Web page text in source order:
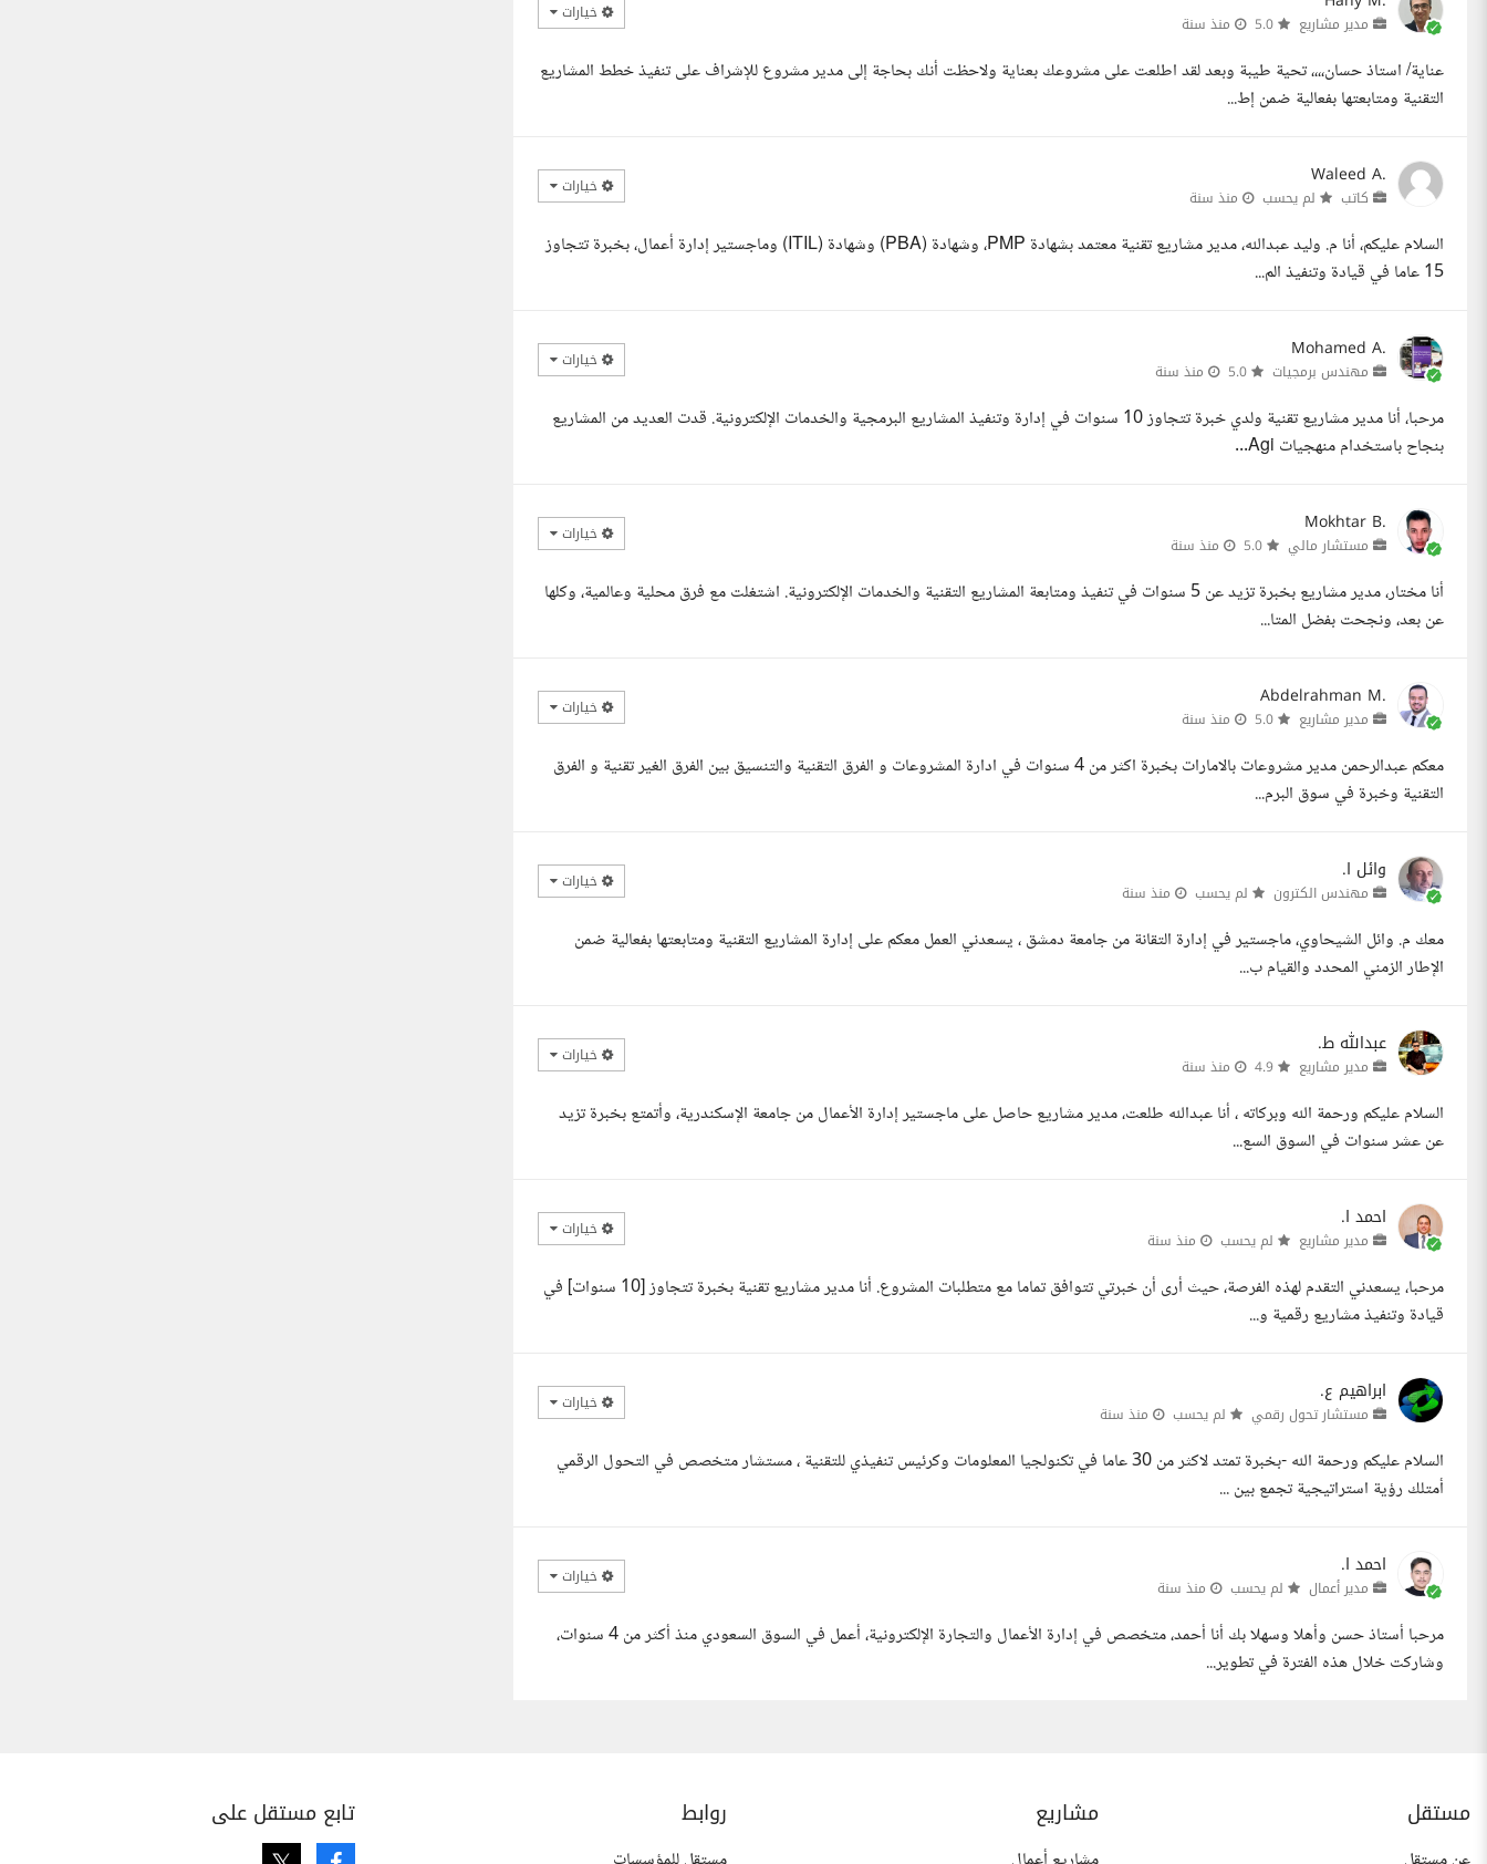
مدير مشاريع منذ سنة خيارات
عناية/ استاذ حسان،،،، تحية طيبة وبعد لقد اطلعت على مشروعك بعناية ولاحظت أنك بحاجة إلى مدير مشروع للإشراف على تنفيذ خطط المشاريع
التقنية ومتابعتها بفعالية ضمن إط...
Waleed A.
كاتب لم يحسب منذ سنة خيارات
السلام عليكم، أنا م. وليد عبدالله، مدير مشاريع تقنية معتمد بشهادة PMP، وشهادة (PBA) وشهادة (ITIL) وماجستير إدارة أعمال، بخبرة تتجاوز
15 عاما في قيادة وتنفيذ الم...
Mohamed A.
مهندس برمجيات منذ سنة خيارات
مرحبا، أنا مدير مشاريع تقنية ولدي خبرة تتجاوز 10 سنوات في إدارة وتنفيذ المشاريع البرمجية والخدمات الإلكترونية. قدت العديد من المشاريع
بنجاح باستخدام منهجيات Agi...
Mokhtar B.
مستشار مالي منذ سنة خيارات
أنا مختار، مدير مشاريع بخبرة تزيد عن 5 سنوات في تنفيذ ومتابعة المشاريع التقنية والخدمات الإلكترونية. اشتغلت مع فرق محلية وعالمية، وكلها
عن بعد، ونجحت بفضل المتا...
Abdelrahman M.
مدير مشاريع منذ سنة خيارات
معكم عبدالرحمن مدير مشروعات بالامارات بخبرة اكثر من 4 سنوات في ادارة المشروعات و الفرق التقنية والتنسيق بين الفرق الغير تقنية و الفرق
التقنية وخبرة في سوق البرم...
وائل ا.
مهندس الكترون لم يحسب منذ سنة خيارات
معك م. وائل الشيحاوي، ماجستير في إدارة التقانة من جامعة دمشق ، يسعدني العمل معكم على إدارة المشاريع التقنية ومتابعتها بفعالية ضمن
الإطار الزمني المحدد والقيام ب...
عبدالله ط.
مدير مشاريع منذ سنة خيارات
السلام عليكم ورحمة الله وبركاته ، أنا عبدالله طلعت، مدير مشاريع حاصل على ماجستير إدارة الأعمال من جامعة الإسكندرية، وأتمتع بخبرة تزيد
عن عشر سنوات في السوق السع...
احمد ا.
مدير مشاريع لم يحسب منذ سنة خيارات
مرحبا، يسعدني التقدم لهذه الفرصة، حيث أرى أن خبرتي تتوافق تماما مع متطلبات المشروع. أنا مدير مشاريع تقنية بخبرة تتجاوز [10 سنوات] في
قيادة وتنفيذ مشاريع رقمية و...
ابراهيم ع.
مستشار تحول رقمي لم يحسب منذ سنة خيارات
السلام عليكم ورحمة الله -بخبرة تمتد لاكثر من 30 عاما في تكنولجيا المعلومات وكرئيس تنفيذي للتقنية ، مستشار متخصص في التحول الرقمي
أمتلك رؤية استراتيجية تجمع بين ...
احمد ا.
مدير أعمال لم يحسب منذ سنة خيارات
مرحبا أستاذ حسن وأهلا وسهلا بك أنا أحمد، متخصص في إدارة الأعمال والتجارة الإلكترونية، أعمل في السوق السعودي منذ أكثر من 4 سنوات،
وشاركت خلال هذه الفترة في تطوير...
مستقل مشاريع روابط تابع مستقل على